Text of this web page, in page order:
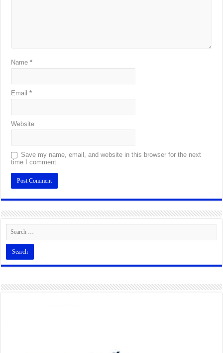
Name*
Email*
Website
Save my name, email, and website in this browser for the next
time I comment.
Alternative: